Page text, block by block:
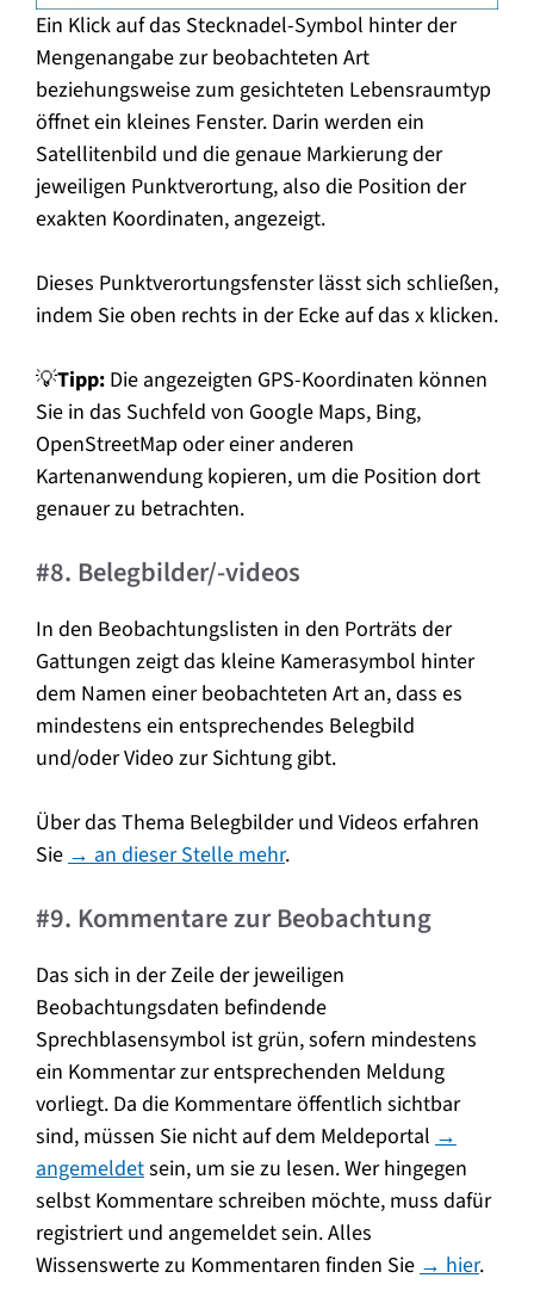
Ein Klick auf das Stecknadel-Symbol hinter der
Mengenangabe zur beobachteten Art
beziehungsweise zum gesichteten Lebensraumtyp
öffnet ein kleines Fenster. Darin werden ein
Satellitenbild und die genaue Markierung der
jeweiligen Punktverortung, also die Position der
exakten Koordinaten, angezeigt.
Dieses Punktverortungsfenster lässt sich schließen,
indem Sie oben rechts in der Ecke auf das x klicken.
💡Tipp: Die angezeigten GPS-Koordinaten können
Sie in das Suchfeld von Google Maps, Bing,
OpenStreetMap oder einer anderen
Kartenanwendung kopieren, um die Position dort
genauer zu betrachten.
#8. Belegbilder/-videos
In den Beobachtungslisten in den Porträts der
Gattungen zeigt das kleine Kamerasymbol hinter
dem Namen einer beobachteten Art an, dass es
mindestens ein entsprechendes Belegbild
und/oder Video zur Sichtung gibt.
Über das Thema Belegbilder und Videos erfahren
Sie→ an dieser Stelle mehr.
#9. Kommentare zur Beobachtung
Das sich in der Zeile der jeweiligen
Beobachtungsdaten befindende
Sprechblasensymbol ist grün, sofern mindestens
ein Kommentar zur entsprechenden Meldung
vorliegt. Da die Kommentare öffentlich sichtbar
sind, müssen Sie nicht auf dem Meldeportal →
angemeldetsein, um sie zu lesen. Wer hingegen
selbst Kommentare schreiben möchte, muss dafür
registriert und angemeldet sein. Alles
Wissenswerte zu Kommentaren finden Sie→ hier.